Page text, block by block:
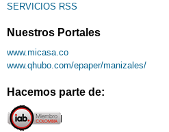
SERVICIOS RSS
Nuestros Portales
www.micasa.co
www.qhubo.com/epaper/manizales/
Hacemos parte de: